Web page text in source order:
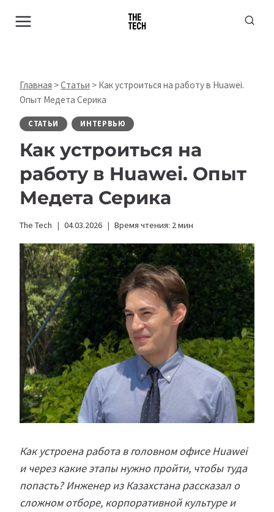
Главная >Статьи > Как устроиться на работу в Huawei.
Опыт Медета Серика
СТАТЬИ ИНТЕРВЬЮ
Как устроиться на
работу в Huawei. Опыт
Медета Серика
The Tech 04.03.2026 Время чтения: 2мин
Как устроена работа в головном офисе Huawei
и через какие этапы нужно пройти, чтобы туда
попасть? Инженер из Казахстана рассказал о
сложном отборе, корпоративной культуре и